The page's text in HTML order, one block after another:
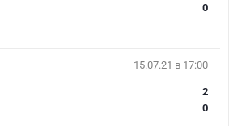
0
15.07.21 в 17:00
2
0